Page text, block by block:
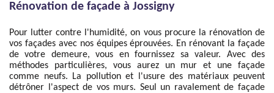
Rénovation de façade à Jossigny
Pour lutter contre l'humidité, on vous procure la rénovation de
vos façades avec nos équipes éprouvées. En rénovant la façade
de votre demeure, vous en fournissez sa valeur. Avec des
méthodes particulières, vous aurez un mur et une façade
comme neufs. La pollution et l'usure des matériaux peuvent
détrôner l'aspect de vos murs. Seul un ravalement de façade